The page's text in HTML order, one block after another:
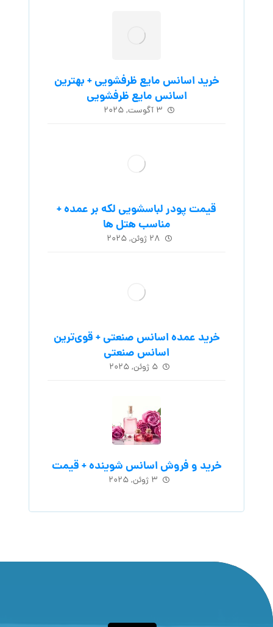
خرید اسانس مایع ظرفشویی + بهترین
اسانس مایع ظرفشویی
۳ آگوست, ۲۰۲۵
قیمت پودر لباسشویی لکه بر عمده +
مناسب هتل ها
۲۸ ژوئن, ۲۰۲۵
خرید عمده اسانس صنعتی + قوی‌ترین
اسانس‌ صنعتی
۵ ژوئن, ۲۰۲۵
خرید و فروش اسانس شوینده + قیمت
۳ ژوئن, ۲۰۲۵